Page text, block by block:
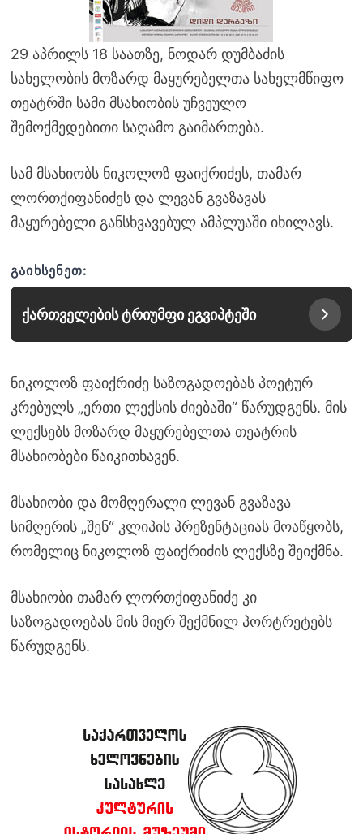
29 აპრილს 18 საათზე, ნოდარ დუმბაძის
სახელობის მოზარდ მაყურებელთა სახელმწიფო
თეატრში სამი მსახიობის უჩვეულო
შემოქმედებითი საღამო გაიმართება.
სამ მსახიობს ნიკოლოზ ფაიქრიძეს, თამარ
ლორთქიფანიძეს და ლევან გვაზავას
მაყურებელი განსხვავებულ ამპლუაში იხილავს.
ᲒᲐᲘᲮᲡᲔᲜᲔᲗ:
ქართველების ტრიუმფი ეგვიპტეში
ნიკოლოზ ფაიქრიძე საზოგადოებას პოეტურ
კრებულს „ერთი ლექსის ძიებაში“ წარუდგენს. მის
ლექსებს მოზარდ მაყურებელთა თეატრის
მსახიობები წაიკითხავენ.
მსახიობი და მომღერალი ლევან გვაზავა
სიმღერის „შენ“ კლიპის პრეზენტაციას მოაწყობს,
რომელიც ნიკოლოზ ფაიქრიძის ლექსზე შეიქმნა.
მსახიობი თამარ ლორთქიფანიძე კი
საზოგადოებას მის მიერ შექმნილ პორტრეტებს
წარუდგენს.